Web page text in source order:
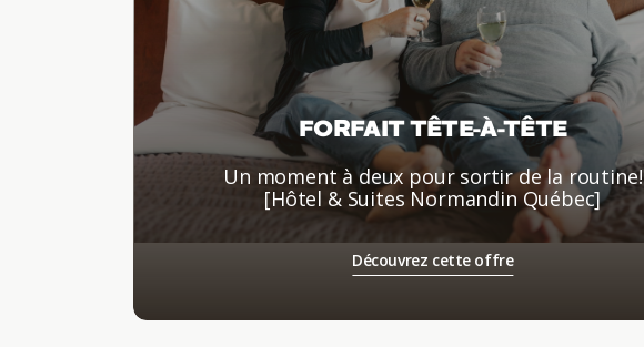
FORFAIT TÊTE-À-TÊTE
Un moment à deux pour sortir de la routine!
[Hôtel & Suites Normandin Québec]
Découvrez cette offre